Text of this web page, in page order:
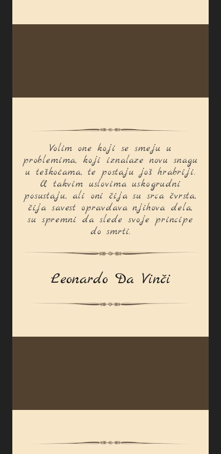
Volim one koji se smeju u
problemima, koji iznalaze novu snagu
u teškoćama, te postaju još hrabriji.
U takvim uslovima uskogrudni
posustaju, ali oni čija su srca čvrsta,
čija savest opravdava njihova dela,
su spremni da slede svoje principe
do smrti.
Leonardo Da Vinči